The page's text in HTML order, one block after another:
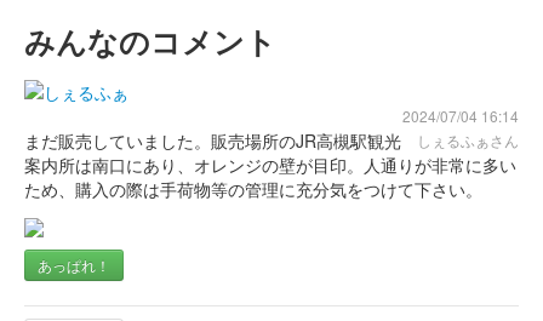
令和4年1月に開催された「第71期ALSOK杯王将戦第2局」で渡辺
明王将と藤井聡太竜王の対局を記念して製作された特別版御城
芥川山城 御城印
墨城印 芥川山城
みんなのコメント
2024/07/04 16:14
しぇるふぁさん
まだ販売していました。販売場所のJR高槻駅観光
案内所は南口にあり、オレンジの壁が目印。人通りが非常に多い
ため、購入の際は手荷物等の管理に充分気をつけて下さい。
あっぱれ！